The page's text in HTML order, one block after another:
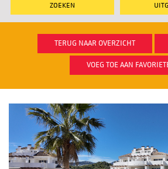
TERUG NAAR OVERZICHT
VOEG TOE AAN